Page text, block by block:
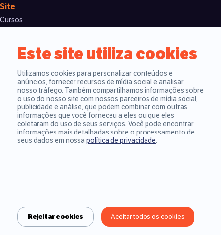
Este site utiliza cookies
Utilizamos cookies para personalizar conteúdos e
anúncios, fornecer recursos de mídia social e analisar
nosso tráfego. Também compartilhamos informações sobre
o uso do nosso site com nossos parceiros de mídia social,
publicidade e análise, que podem combinar com outras
informações que você forneceu a eles ou que eles
coletaram do uso de seus serviços. Você pode encontrar
informações mais detalhadas sobre o processamento de
seus dados em nossa política de privacidade.
Rejeitar cookies Aceitar todos os cookies
Site
Cursos
Unidades
Contato
Links úteis
Teste seu nível de inglês
Seja um franqueado
Termos de uso